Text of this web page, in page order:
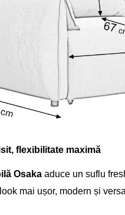
flexibilitate maximă
Osaka aduce un suflu
mai ușor, modern și